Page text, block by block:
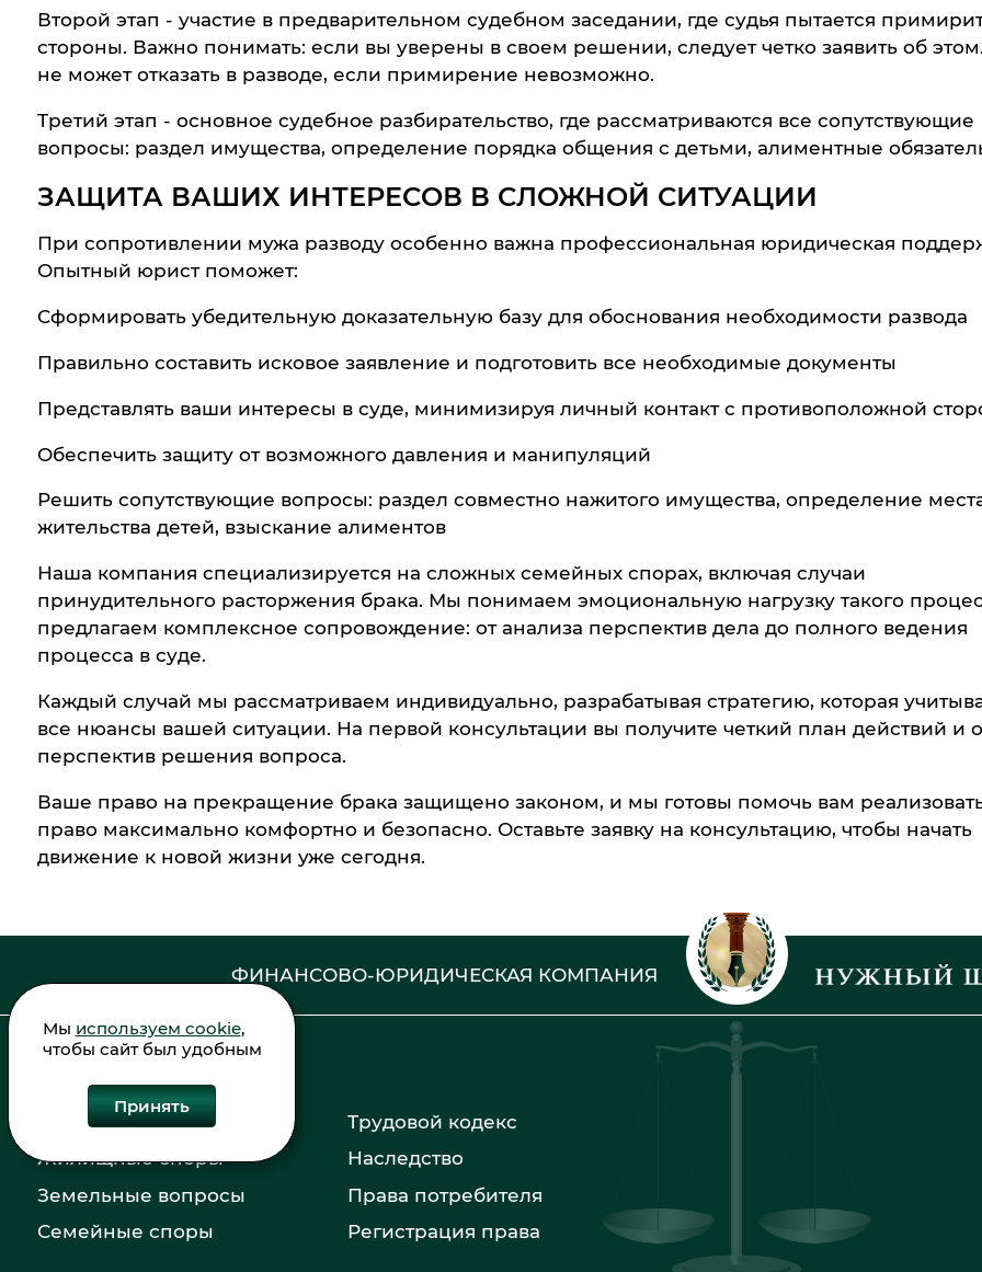
Второй этап - участие в предварительном судебном заседании, где судья пытается
стороны. Важно понимать: если вы уверены в своем решении, следует четко заявить об
не может отказать в разводе, если примирение невозможно.
Третий этап - основное судебное разбирательство, где рассматриваются все сопутствующие
вопросы: раздел имущества, определение порядка общения с детьми, алиментные
ЗАЩИТА ВАШИХ ИНТЕРЕСОВ В СЛОЖНОЙ СИТУАЦИИ
При сопротивлении мужа разводу особенно важна профессиональная юридическая
Опытный юрист поможет:
Сформировать убедительную доказательную базу для обоснования необходимости развода
Правильно составить исковое заявление и подготовить все необходимые документы
Представлять ваши интересы в суде, минимизируя личный контакт с противоположной
Обеспечить защиту от возможного давления и манипуляций
Решить сопутствующие вопросы: раздел совместно нажитого имущества, определение
жительства детей, взыскание алиментов
Наша компания специализируется на сложных семейных спорах, включая случаи
принудительного расторжения брака. Мы понимаем эмоциональную нагрузку такого
предлагаем комплексное сопровождение: от анализа перспектив дела до полного ведения
процесса в суде.
Каждый случай мы рассматриваем индивидуально, разрабатывая стратегию, которая
все нюансы вашей ситуации. На первой консультации вы получите четкий план действий и
перспектив решения вопроса.
Ваше право на прекращение брака защищено законом, и мы готовы помочь вам
право максимально комфортно и безопасно. Оставьте заявку на консультацию, чтобы начать
движение к новой жизни уже сегодня.
ФИНАНСОВО-ЮРИДИЧЕСКАЯ КОМПАНИЯ
Банкротство
Жилищные споры
Земельные вопросы
Семейные споры
Трудовой кодекс
Наследство
Права потребителя
Регистрация права
Мы используем cookie,
чтобы сайт был удобным
Принять